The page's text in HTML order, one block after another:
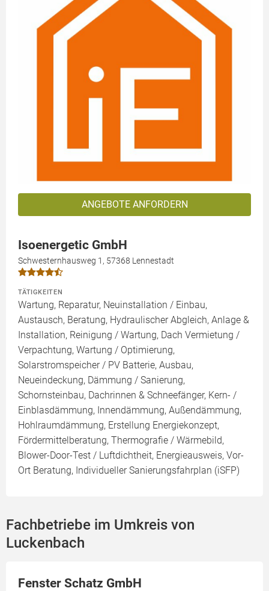
ANGEBOTE ANFORDERN
Isoenergetic GmbH
Schwesternhausweg 1, 57368 Lennestadt
TÄTIGKEITEN
Wartung, Reparatur, Neuinstallation / Einbau,
Austausch, Beratung, Hydraulischer Abgleich, Anlage &
Installation, Reinigung / Wartung, Dach Vermietung /
Verpachtung, Wartung / Optimierung,
Solarstromspeicher / PV Batterie, Ausbau,
Neueindeckung, Dämmung / Sanierung,
Schornsteinbau, Dachrinnen & Schneefänger, Kern- /
Einblasdämmung, Innendämmung, Außendämmung,
Hohlraumdämmung, Erstellung Energiekonzept,
Fördermittelberatung, Thermografie / Wärmebild,
Blower-Door-Test / Luftdichtheit, Energieausweis, Vor-
Ort Beratung, Individueller Sanierungsfahrplan (iSFP)
Fachbetriebe im Umkreis von
Luckenbach
Fenster Schatz GmbH